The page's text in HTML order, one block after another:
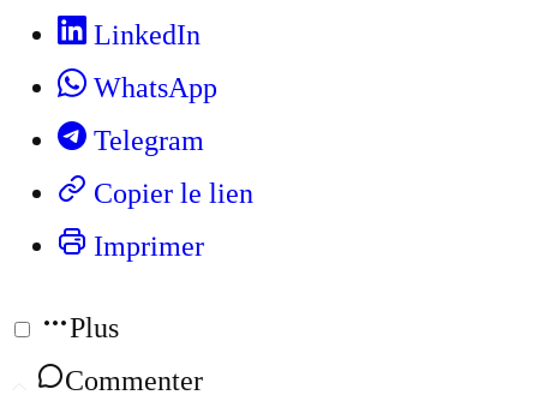
LinkedIn
WhatsApp
Telegram
Copier le lien
Imprimer
Plus
Commenter